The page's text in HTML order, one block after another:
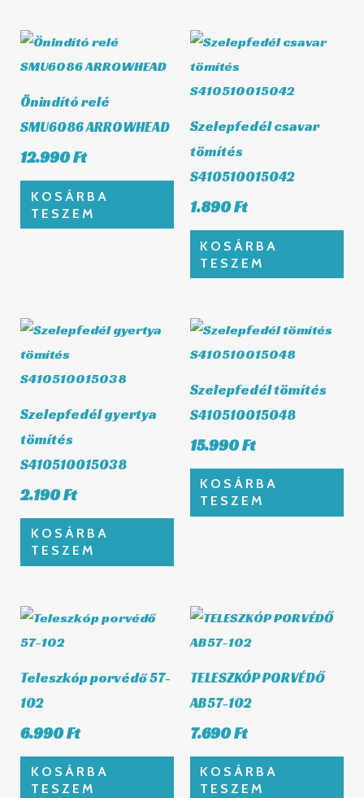
Önindító relé
SMU6086 ARROWHEAD
12.990Ft
KOSÁRBA
TESZEM
Szelepfedél csavar
tömítés
S410510015042
1.890Ft
KOSÁRBA
TESZEM
Szelepfedél gyertya
tömítés
S410510015038
2.190Ft
KOSÁRBA
TESZEM
Szelepfedél tömítés
S410510015048
15.990Ft
KOSÁRBA
TESZEM
Teleszkóp porvédő 57-
102
6.990Ft
KOSÁRBA
TESZEM
TELESZKÓP PORVÉDŐ
AB57-102
7.690Ft
KOSÁRBA
TESZEM